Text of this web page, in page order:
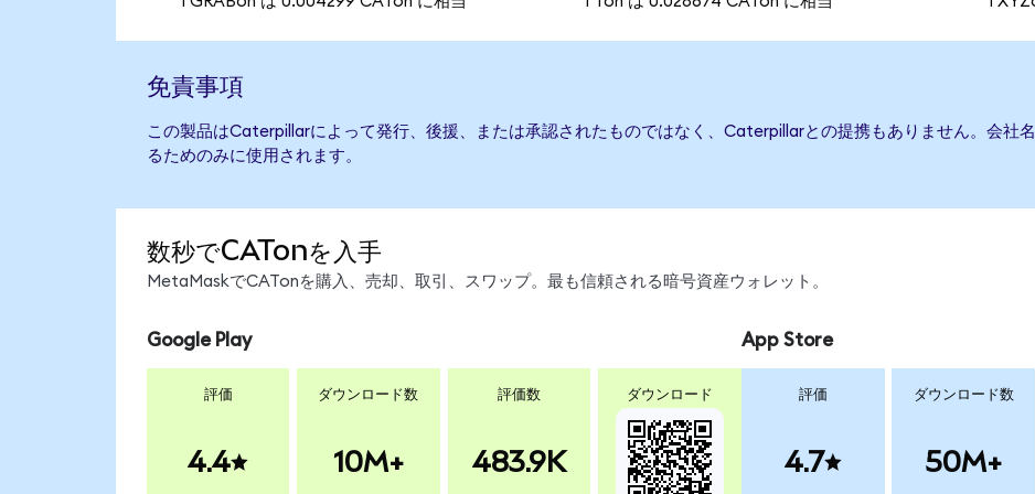
免責事項
この製品はCaterpillarによって発行、後援、または承認されたものではなく、Caterpillarとの提携もありません。会社
るためのみに使用されます。
数秒でCATonを入手
MetaMaskでCATonを購入、売却、取引、スワップ。最も信頼される暗号資産ウォレット。
Google Play
評価
4.4
ダウンロード数
10M+
評価数
483.9K
ダウンロード
App Store
評価
4.7
ダウンロード数
50M+